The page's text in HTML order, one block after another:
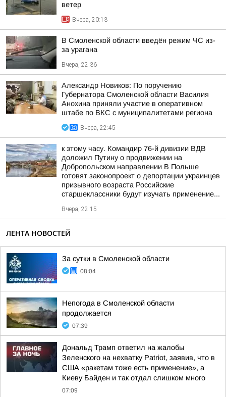
ветер
Вчера, 20:13
В Смоленской области введён режим ЧС из-
за урагана
Вчера, 22:36
Александр Новиков: По поручению
Губернатора Смоленской области Василия
Анохина приняли участие в оперативном
штабе по ВКС с муниципалитетами региона
Вчера, 22:45
к этому часу. Командир 76-й дивизии ВДВ
доложил Путину о продвижении на
Добропольском направлении В Польше
готовят законопроект о депортации украинцев
призывного возраста Российские
старшеклассники будут изучать применение...
Вчера, 22:15
ЛЕНТА НОВОСТЕЙ
За сутки в Смоленской области
08:04
Непогода в Смоленской области
продолжается
07:39
Дональд Трамп ответил на жалобы
Зеленского на нехватку Patriot, заявив, что в
США «ракетам тоже есть применение», а
Киеву Байден и так отдал слишком много
07:09